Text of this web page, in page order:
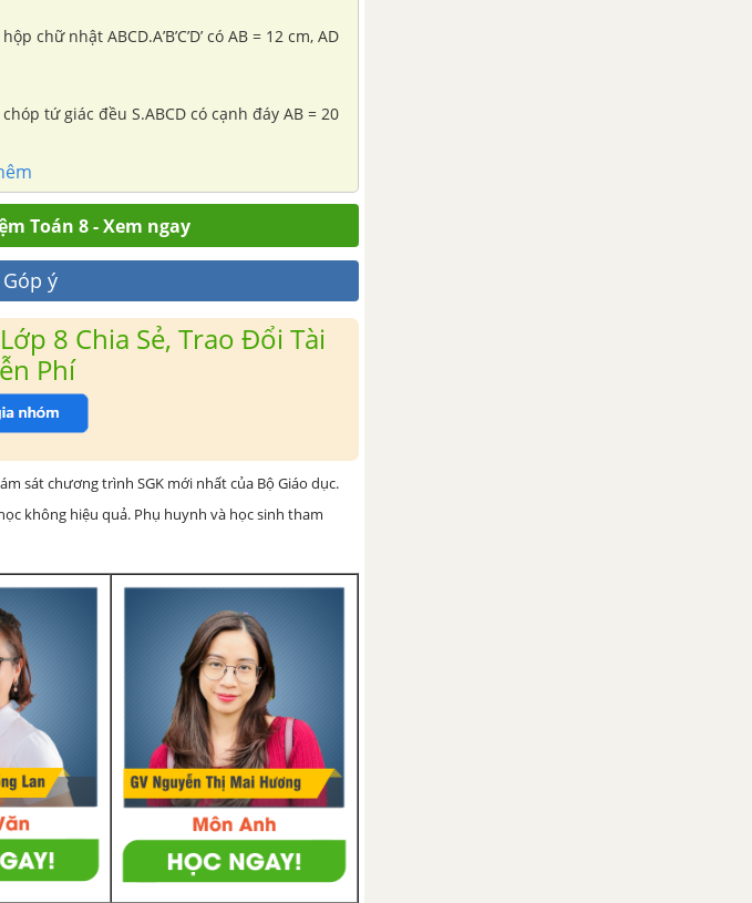
chữ nhật ABCD.A’B’C’D’ có AB = 12 cm, AD
tứ giác đều S.ABCD có cạnh đáy AB = 20
Toán 8 - Xem ngay
ý
8 Chia Sẻ, Trao Đổi Tài
Phí
sát chương trình SGK mới nhất của Bộ Giáo dục.
không hiệu quả. Phụ huynh và học sinh tham